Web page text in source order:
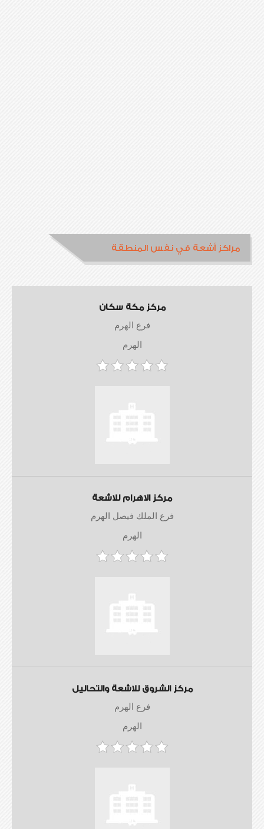
مراكز أشعة في نفس المنطقة
مركز مكة سكان
فرع الهرم
الهرم
مركز الاهرام للاشعة
فرع الملك فيصل الهرم
الهرم
مركز الشروق للاشعة والتحاليل
فرع الهرم
الهرم